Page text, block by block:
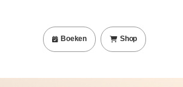
Boeken Shop